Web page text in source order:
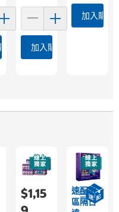
車 加入購物車
加入購物
$1,15
速配限
區隔日